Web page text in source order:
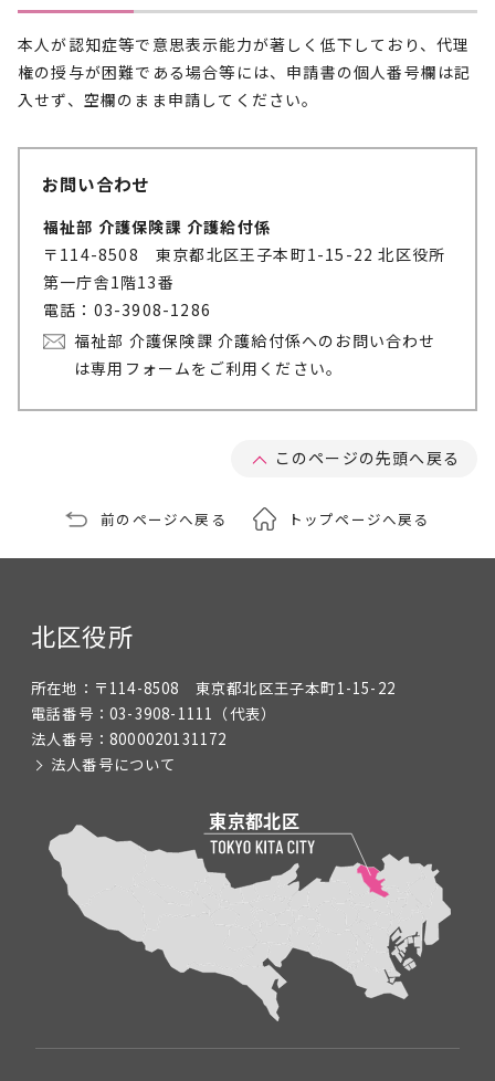
本人が認知症等で意思表示能力が著しく低下しており、代理
権の授与が困難である場合等には、申請書の個人番号欄は記
入せず、空欄のまま申請してください。
お問い合わせ
福祉部 介護保険課 介護給付係
〒114-8508 東京都北区王子本町1-15-22 北区役所
第一庁舎1階13番
電話：03-3908-1286
福祉部 介護保険課 介護給付係へのお問い合わせ
は専用フォームをご利用ください。
このページの先頭へ戻る
前のページへ戻る トップページへ戻る
北区役所
所在地： 〒114-8508 東京都北区王子本町1-15-22
電話番号： 03-3908-1111 （代表）
法人番号： 8000020131172
法人番号について